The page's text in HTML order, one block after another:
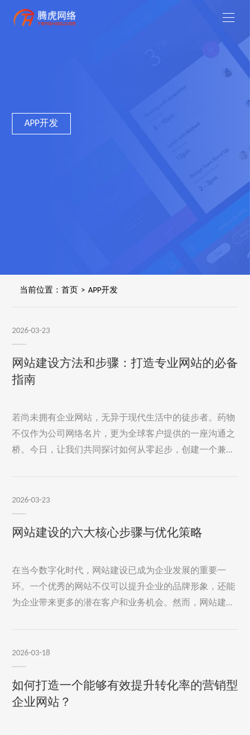
APP开发
当前位置： 首页 > APP开发
2026-03-23
网站建设方法和步骤：打造专业网站的必备
指南
若尚未拥有企业网站，无异于现代生活中的徒步者。药物
不仅作为公司网络名片，更为全球客户提供的一座沟通之
桥。今日，让我们共同探讨如何从零起步，创建一个兼具
和制定相应策略的基础。
2026-03-23
网站建设的六大核心步骤与优化策略
在当今数字化时代，网站建设已成为企业发展的重要一
环。一个优秀的网站不仅可以提升企业的品牌形象，还能
为企业带来更多的潜在客户和业务机会。然而，网站建设
骤与优化策略，帮助企业更好地进行网站建设。一、明确
网站目标与定位深度剖析:网站建设的六大核心环节与优化
策略揭秘在数字时代的浪潮中，网站建设已然成为企业展
示形象、推广产品和服务的重要窗口。
2026-03-18
如何打造一个能够有效提升转化率的营销型
企业网站？